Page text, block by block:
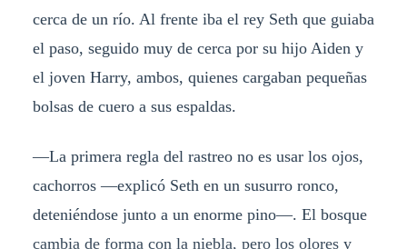
cerca de un río. Al frente iba el rey Seth que guiaba
el paso, seguido muy de cerca por su hijo Aiden y
el joven Harry, ambos, quienes cargaban pequeñas
bolsas de cuero a sus espaldas.
​—La primera regla del rastreo no es usar los ojos,
cachorros —explicó Seth en un susurro ronco,
deteniéndose junto a un enorme pino—. El bosque
cambia de forma con la niebla, pero los olores y